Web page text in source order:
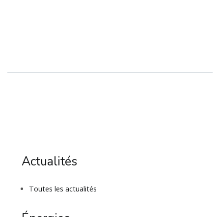
Actualités
Toutes les actualités